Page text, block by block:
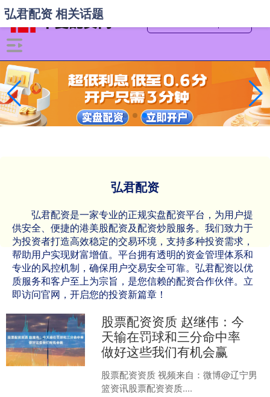
弘君配资
弘君配资是一家专业的正规实盘配资平台，为用户提
供安全、便捷的港美股配资及配资炒股服务。我们致力于
为投资者打造高效稳定的交易环境，支持多种投资需求，
帮助用户实现财富增值。平台拥有透明的资金管理体系和
专业的风控机制，确保用户交易安全可靠。弘君配资以优
质服务和客户至上为宗旨，是您信赖的配资合作伙伴。立
即访问官网，开启您的投资新篇章！
弘君配资 相关话题
股票配资资质 赵继伟：今
天输在罚球和三分命中率
做好这些我们有机会赢
股票配资资质 视频来自：微博@辽宁男
篮资讯股票配资资质....